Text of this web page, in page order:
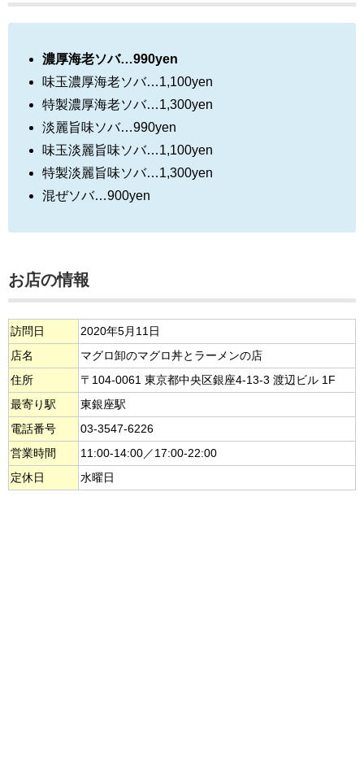
濃厚海老ソバ…990yen
味玉濃厚海老ソバ…1,100yen
特製濃厚海老ソバ…1,300yen
淡麗旨味ソバ…990yen
味玉淡麗旨味ソバ…1,100yen
特製淡麗旨味ソバ…1,300yen
混ぜソバ…900yen
お店の情報
訪問日
2020年5月11日
店名
マグロ卸のマグロ丼とラーメンの店
住所
〒104-0061 東京都中央区銀座4-13-3 渡辺ビル 1F
最寄り駅
東銀座駅
電話番号
03-3547-6226
営業時間
11:00-14:00／17:00-22:00
定休日
水曜日